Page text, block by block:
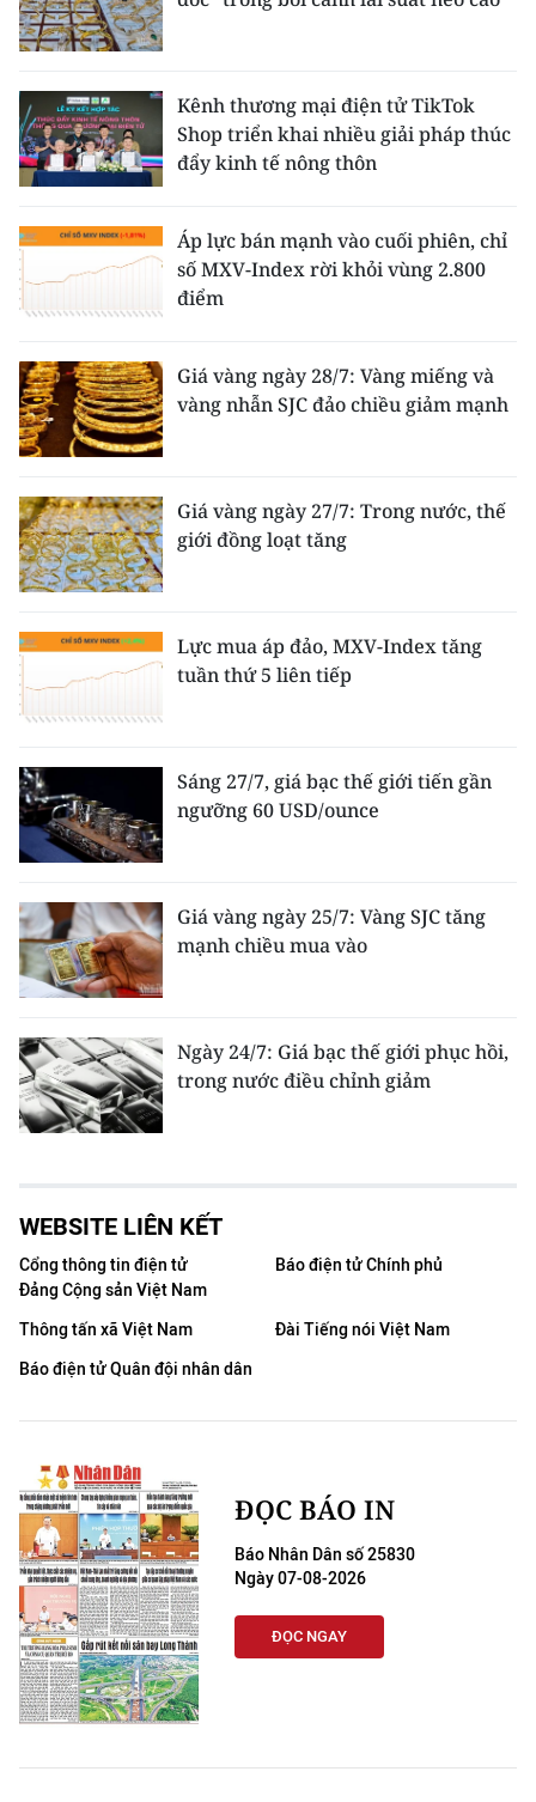
Kênh thương mại điện tử TikTok
Shop triển khai nhiều giải pháp thúc
đẩy kinh tế nông thôn
Áp lực bán mạnh vào cuối phiên, chỉ
số MXV-Index rời khỏi vùng 2.800
điểm
Giá vàng ngày 28/7: Vàng miếng và
vàng nhẫn SJC đảo chiều giảm mạnh
Giá vàng ngày 27/7: Trong nước, thế
giới đồng loạt tăng
Lực mua áp đảo, MXV-Index tăng
tuần thứ 5 liên tiếp
Sáng 27/7, giá bạc thế giới tiến gần
ngưỡng 60 USD/ounce
Giá vàng ngày 25/7: Vàng SJC tăng
mạnh chiều mua vào
Ngày 24/7: Giá bạc thế giới phục hồi,
trong nước điều chỉnh giảm
WEBSITE LIÊN KẾT
Cổng thông tin điện tử
Đảng Cộng sản Việt Nam
Báo điện tử Chính phủ
Thông tấn xã Việt Nam
Đài Tiếng nói Việt Nam
Báo điện tử Quân đội nhân dân
ĐỌC BÁO IN
Báo Nhân Dân số 25830
Ngày 07-08-2026
ĐỌC NGAY